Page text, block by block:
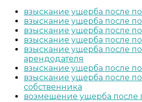
взыскание ущерба после
взыскание ущерба после
взыскание ущерба после
взыскание ущерба после
взыскание ущерба после
арендодателя
взыскание ущерба после
взыскание ущерба после
собственника
возмещение ущерба после